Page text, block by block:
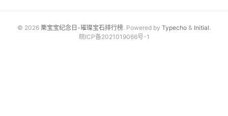
© 2026 栗宝宝纪念日-璀璨宝石排行榜. Powered by Typecho & Initial.
皖ICP备2021019066号-1